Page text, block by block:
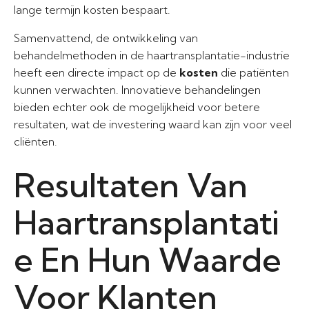
lange termijn kosten bespaart.
Samenvattend, de ontwikkeling van
behandelmethoden in de haartransplantatie-industrie
heeft een directe impact op de kosten die patiënten
kunnen verwachten. Innovatieve behandelingen
bieden echter ook de mogelijkheid voor betere
resultaten, wat de investering waard kan zijn voor veel
cliënten.
Resultaten Van
Haartransplantati
e En Hun Waarde
Voor Klanten